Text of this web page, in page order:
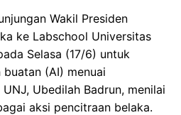
Wakil Presiden
ke Labschool Universitas
Selasa (17/6) untuk
(AI) menuai
Ubedilah Badrun, menilai
aksi pencitraan belaka.